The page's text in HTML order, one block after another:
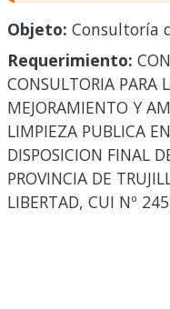
Objeto: Consultoría
Requerimiento:
CONSULTORIA PARA
MEJORAMIENTO Y
LIMPIEZA PUBLICA
DISPOSICION FINAL
PROVINCIA DE
LIBERTAD, CUI Nº